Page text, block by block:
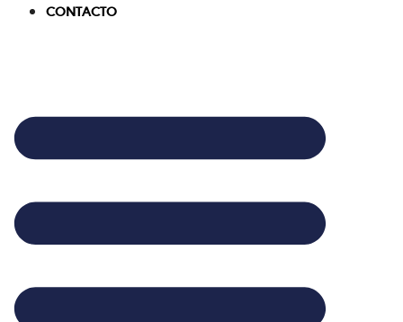
CONTACTO